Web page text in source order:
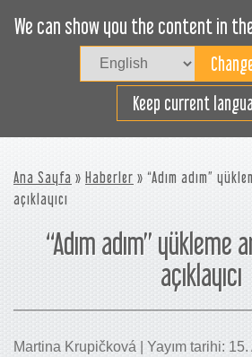
We can show you the content in
Keep current
Verimli bir şekilde
Ana Sayfa » Haberler » “Adım adım”
açıklayıcı
“Adım adım” yükleme
açıklayıcı
Martina Krupičková | Yayım tarihi: 15.